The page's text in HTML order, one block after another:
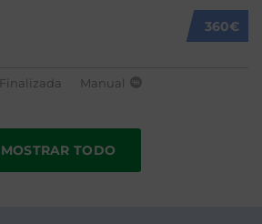
360€
Finalizada Manual
MOSTRAR TODO